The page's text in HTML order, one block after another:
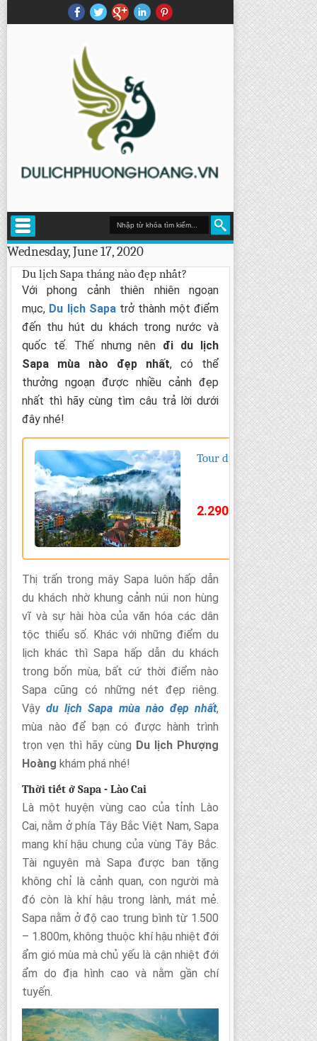
Wednesday, June 17, 2020
Du lịch Sapa tháng nào đẹp nhất?
Với phong cảnh thiên nhiên ngoạn
mục, Du lịch Sapatrở thành một điểm
đến thu hút du khách trong nước và
quốc tế. Thế nhưng nên đi du lịch
Sapa mùa nào đẹp nhất, có thể
thưởng ngoạn được nhiều cảnh đẹp
nhất thì hãy cùng tìm câu trả lời dưới
đây nhé!
Tour du lịch Sapa 3
3.8/5
2.290.000đ/ khách
Thị trấn trong mây Sapa luôn hấp dẫn
du khách nhờ khung cảnh núi non hùng
vĩ và sự hài hòa của văn hóa các dân
tộc thiểu số. Khác với những điểm du
lịch khác thì Sapa hấp dẫn du khách
trong bốn mùa, bất cứ thời điểm nào
Sapa cũng có những nét đẹp riêng.
Vậydu lịch Sapa mùa nào đẹp nhất,
mùa nào để bạn có được hành trình
trọn vẹn thì hãy cùng Du lịch Phượng
Hoàng khám phá nhé!
Thời tiết ở Sapa - Lào Cai
Là một huyện vùng cao của tỉnh Lào
Cai, nằm ở phía Tây Bắc Việt Nam, Sapa
mang khí hậu chung của vùng Tây Bắc.
Tài nguyên mà Sapa được ban tặng
không chỉ là cảnh quan, con người mà
đó còn là khí hậu trong lành, mát mẻ.
Sapa nằm ở độ cao trung bình từ 1.500
– 1.800m, không thuộc khí hậu nhiệt đới
ẩm gió mùa mà chủ yếu là cận nhiệt đới
ẩm do địa hình cao và nằm gần chí
tuyến.